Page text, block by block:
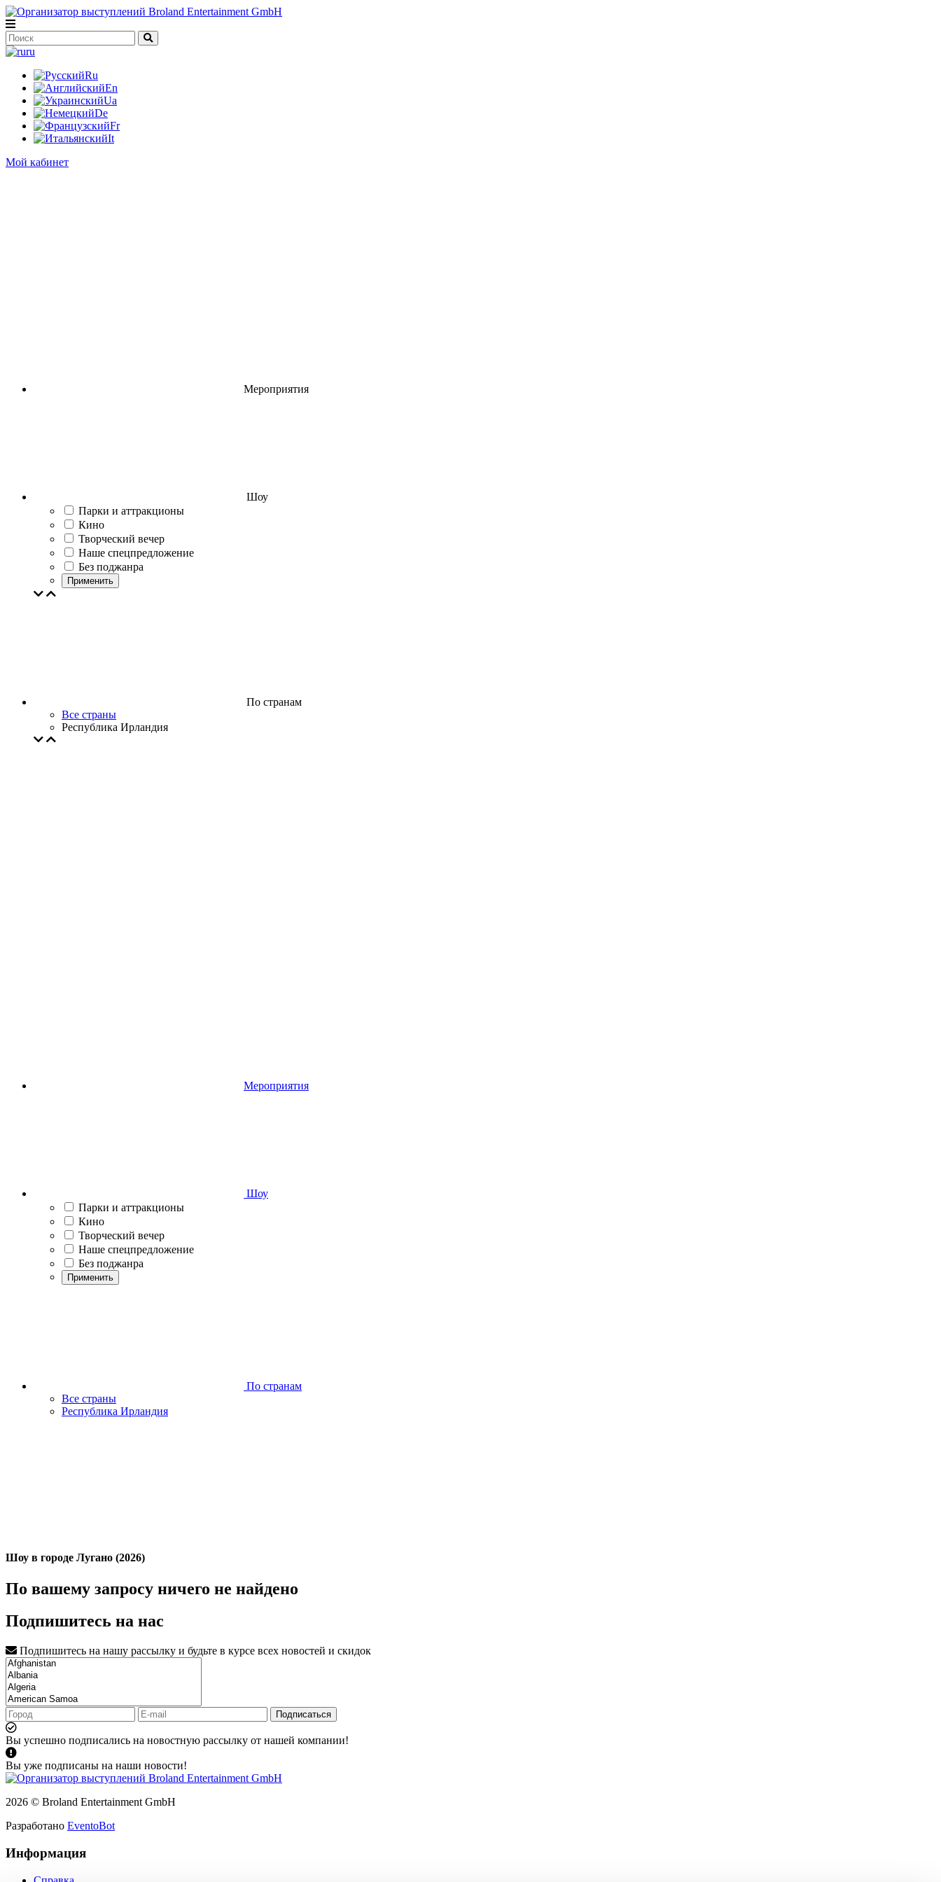
ru
Ru
En
Ua
De
Fr
It
Мой кабинет
Мероприятия
Шоу
Парки и аттракционы
Кино
Творческий вечер
Наше спецпредложение
Без поджанра
Применить
По странам
Все страны
Республика Ирландия
Мероприятия
Шоу
Парки и аттракционы
Кино
Творческий вечер
Наше спецпредложение
Без поджанра
Применить
По странам
Все страны
Республика Ирландия
Шоу в городе Лугано (2026)
По вашему запросу ничего не найдено
Подпишитесь на нас
Подпишитесь на нашу рассылку и будьте в курсе всех новостей и скидок
Подписаться
Вы успешно подписались на новостную рассылку от нашей компании!
Вы уже подписаны на наши новости!
2026 © Broland Entertainment GmbH
Разработано EventoBot
Информация